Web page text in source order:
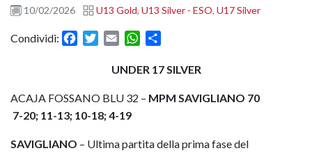
10/02/2026 U13 Gold, U13 Silver - ESO, U17 Silver
Condividi: FacebookTwitter
Email WhatsApp
UNDER 17 SILVER
ACAJA FOSSANO BLU 32 – MPM SAVIGLIANO 70
7-20; 11-13; 10-18; 4-19
SAVIGLIANO – Ultima partita della prima fase del